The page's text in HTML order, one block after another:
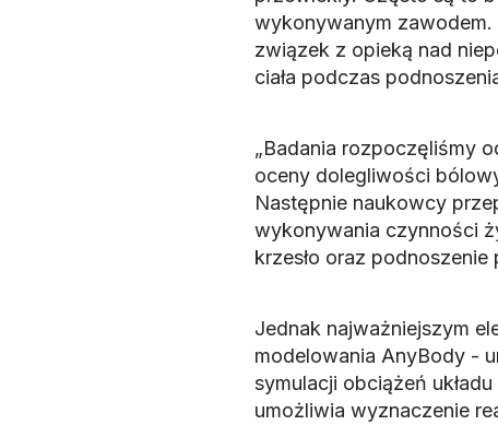
wykonywanym
związek z opieką nad
ciała podczas
„Badania rozpoczęliśmy
oceny dolegliwości
Następnie naukowcy
wykonywania czynności
krzesło oraz
Jednak najważniejszym
modelowania AnyBody -
symulacji obciążeń
umożliwia wyznaczenie